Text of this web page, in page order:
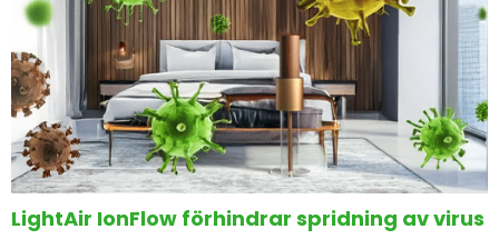
LightAir IonFlow förhindrar spridning av virus